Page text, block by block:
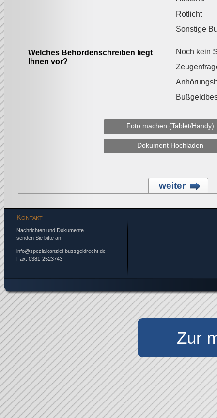
Rotlicht
Sonstige
Welches Behördenschreiben liegt
Ihnen vor?
Noch kein
Foto machen (Tablet/Handy)
Dokument Hochladen
weiter
Kontakt
Nachrichten und Dokumente
senden Sie bitte an:
info@spezialkanzlei-bussgeldrecht.de
Fax: 0381-2523743
Zur